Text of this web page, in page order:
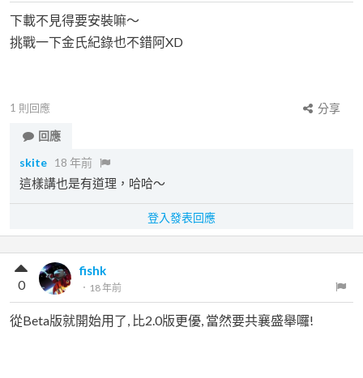
下載不見得要安裝嘛～
挑戰一下金氏紀錄也不錯阿XD
1 則回應
分享
回應
skite 18 年前
這樣講也是有道理，哈哈～
登入發表回應
fishk
． 18 年前
0
從Beta版就開始用了, 比2.0版更優, 當然要共襄盛舉囉!